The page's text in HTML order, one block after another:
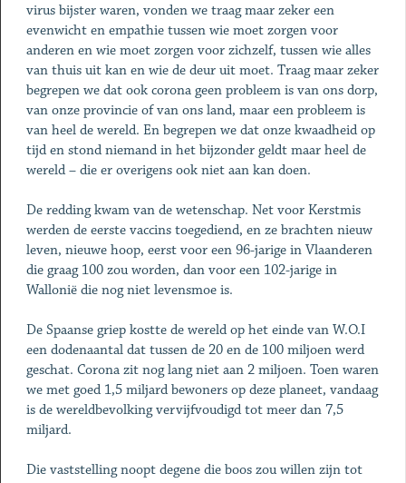
virus bijster waren, vonden we traag maar zeker een
evenwicht en empathie tussen wie moet zorgen voor
anderen en wie moet zorgen voor zichzelf, tussen wie alles
van thuis uit kan en wie de deur uit moet. Traag maar zeker
begrepen we dat ook corona geen probleem is van ons dorp,
van onze provincie of van ons land, maar een probleem is
van heel de wereld. En begrepen we dat onze kwaadheid op
tijd en stond niemand in het bijzonder geldt maar heel de
wereld – die er overigens ook niet aan kan doen.
De redding kwam van de wetenschap. Net voor Kerstmis
werden de eerste vaccins toegediend, en ze brachten nieuw
leven, nieuwe hoop, eerst voor een 96-jarige in Vlaanderen
die graag 100 zou worden, dan voor een 102-jarige in
Wallonië die nog niet levensmoe is.
De Spaanse griep kostte de wereld op het einde van W.O.I
een dodenaantal dat tussen de 20 en de 100 miljoen werd
geschat. Corona zit nog lang niet aan 2 miljoen. Toen waren
we met goed 1,5 miljard bewoners op deze planeet, vandaag
is de wereldbevolking vervijfvoudigd tot meer dan 7,5
miljard.
Die vaststelling noopt degene die boos zou willen zijn tot